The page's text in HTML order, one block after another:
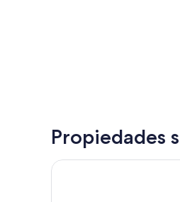
Propiedades
Hotel Vibra S´Estanyol